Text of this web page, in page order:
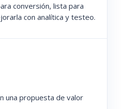
conversión, lista para
con analítica y testeo.
una propuesta de valor